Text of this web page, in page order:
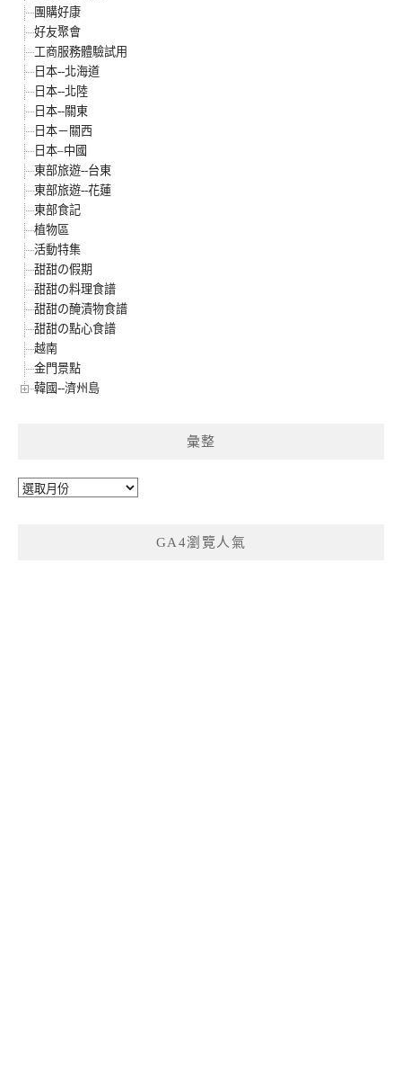
團購好康
好友聚會
工商服務體驗試用
日本--北海道
日本--北陸
日本--關東
日本－關西
日本–中國
東部旅遊--台東
東部旅遊--花蓮
東部食記
植物區
活動特集
甜甜の假期
甜甜の料理食譜
甜甜の醃漬物食譜
甜甜の點心食譜
越南
金門景點
韓國--濟州島
彙整
彙
GA4瀏覽人氣